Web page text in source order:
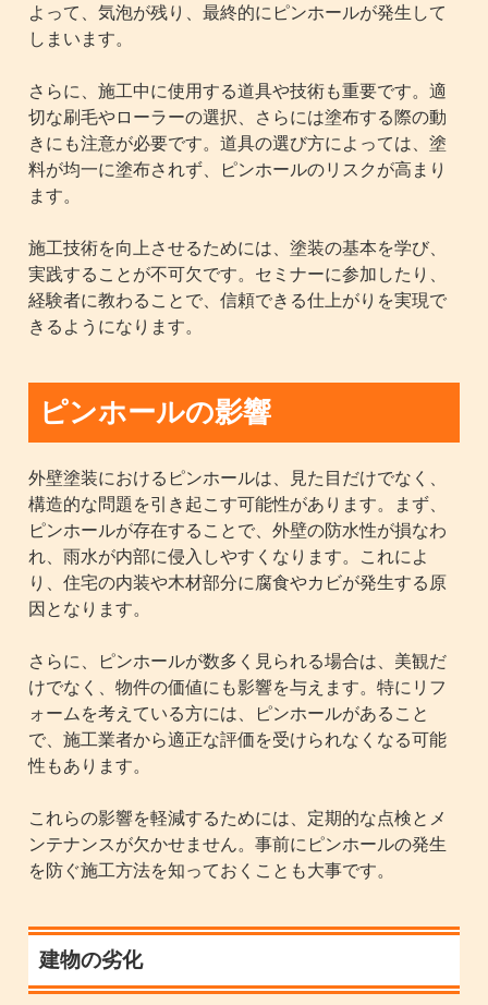
よって、気泡が残り、最終的にピンホールが発生して
しまいます。
さらに、施工中に使用する道具や技術も重要です。適
切な刷毛やローラーの選択、さらには塗布する際の動
きにも注意が必要です。道具の選び方によっては、塗
料が均一に塗布されず、ピンホールのリスクが高まり
ます。
施工技術を向上させるためには、塗装の基本を学び、
実践することが不可欠です。セミナーに参加したり、
経験者に教わることで、信頼できる仕上がりを実現で
きるようになります。
ピンホールの影響
外壁塗装におけるピンホールは、見た目だけでなく、
構造的な問題を引き起こす可能性があります。まず、
ピンホールが存在することで、外壁の防水性が損なわ
れ、雨水が内部に侵入しやすくなります。これによ
り、住宅の内装や木材部分に腐食やカビが発生する原
因となります。
さらに、ピンホールが数多く見られる場合は、美観だ
けでなく、物件の価値にも影響を与えます。特にリフ
ォームを考えている方には、ピンホールがあること
で、施工業者から適正な評価を受けられなくなる可能
性もあります。
これらの影響を軽減するためには、定期的な点検とメ
ンテナンスが欠かせません。事前にピンホールの発生
を防ぐ施工方法を知っておくことも大事です。
建物の劣化